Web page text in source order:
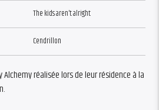
The kids aren’t alright
Cendrillon
réalisée lors de leur résidence à la